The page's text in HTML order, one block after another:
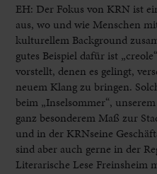
EH: Der Fokus von KRN ist
aus, wo und wie Menschen
kulturellem Background
gutes Beispiel dafür ist
vorstellt, denen es gelingt,
neuem Klang zu bringen.
beim „Inselsommer“,
ganz besonderem Maß zur
und in der KRNseine
sind aber auch gerne in der
Literarische Lese Freinsheim